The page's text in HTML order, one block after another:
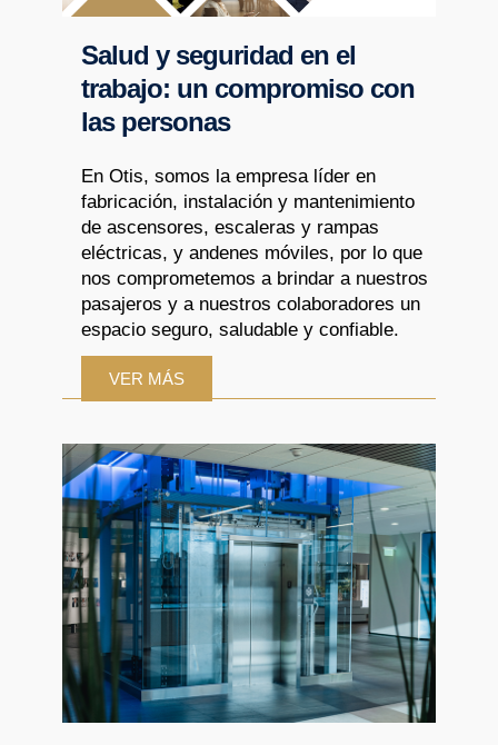
Salud y seguridad en el
trabajo: un compromiso con
las personas
En Otis, somos la empresa líder en
fabricación, instalación y mantenimiento
de ascensores, escaleras y rampas
eléctricas, y andenes móviles, por lo que
nos comprometemos a brindar a nuestros
pasajeros y a nuestros colaboradores un
espacio seguro, saludable y confiable.
VER MÁS